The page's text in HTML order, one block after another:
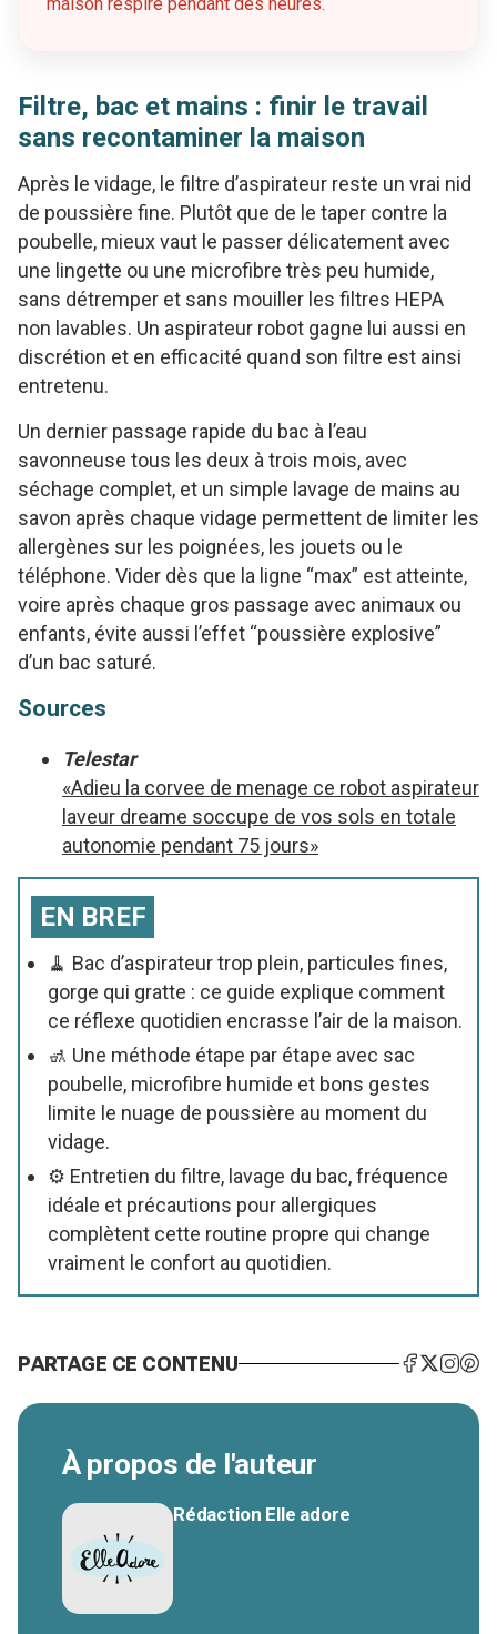
Filtre, bac et mains : finir le travail
sans recontaminer la maison
Après le vidage, le filtre d’aspirateur reste un vrai nid
de poussière fine. Plutôt que de le taper contre la
poubelle, mieux vaut le passer délicatement avec
une lingette ou une microfibre très peu humide,
sans détremper et sans mouiller les filtres HEPA
non lavables. Un aspirateur robot gagne lui aussi en
discrétion et en efficacité quand son filtre est ainsi
entretenu.
Un dernier passage rapide du bac à l’eau
savonneuse tous les deux à trois mois, avec
séchage complet, et un simple lavage de mains au
savon après chaque vidage permettent de limiter les
allergènes sur les poignées, les jouets ou le
téléphone. Vider dès que la ligne “max” est atteinte,
voire après chaque gros passage avec animaux ou
enfants, évite aussi l’effet “poussière explosive”
d’un bac saturé.
Sources
Telestar
«Adieu la corvee de menage ce robot aspirateur
laveur dreame soccupe de vos sols en totale
autonomie pendant 75 jours»
EN BREF
🧹 Bac d’aspirateur trop plein, particules fines,
gorge qui gratte : ce guide explique comment
ce réflexe quotidien encrasse l’air de la maison.
🚮 Une méthode étape par étape avec sac
poubelle, microfibre humide et bons gestes
limite le nuage de poussière au moment du
vidage.
⚙️ Entretien du filtre, lavage du bac, fréquence
idéale et précautions pour allergiques
complètent cette routine propre qui change
vraiment le confort au quotidien.
PARTAGE CE CONTENU
À propos de l'auteur
Rédaction Elle adore